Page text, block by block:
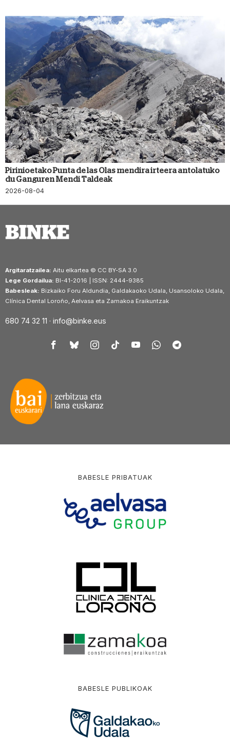
Pirinioetako Punta de las Olas mendira irteera antolatuko
du Ganguren Mendi Taldeak
2026-08-04
Argitaratzailea: Aitu elkartea © CC BY-SA 3.0
Lege Gordailua: BI-41-2016 | ISSN: 2444-9385
Babesleak: Bizkaiko Foru Aldundia, Galdakaoko Udala, Usansoloko Udala,
Clínica Dental Loroño, Aelvasa eta Zamakoa Eraikuntzak
680 74 32 11 · info@binke.eus
BABESLE PRIBATUAK
BABESLE PUBLIKOAK